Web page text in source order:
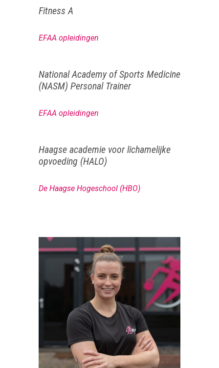
Fitness A
EFAA opleidingen
National Academy of Sports Medicine
(NASM) Personal Trainer
EFAA opleidingen
Haagse academie voor lichamelijke
opvoeding (HALO)
De Haagse Hogeschool (HBO)